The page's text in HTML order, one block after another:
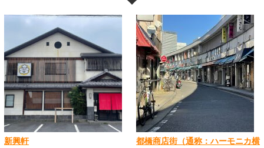
新興軒
都橋商店街（通称：ハーモニカ横